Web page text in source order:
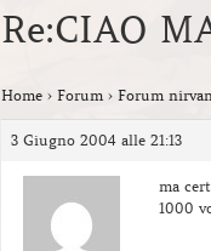
Re:CIAO
Home › Forum › Forum
3 Giugno 2004 alle 21:13
ma
1000